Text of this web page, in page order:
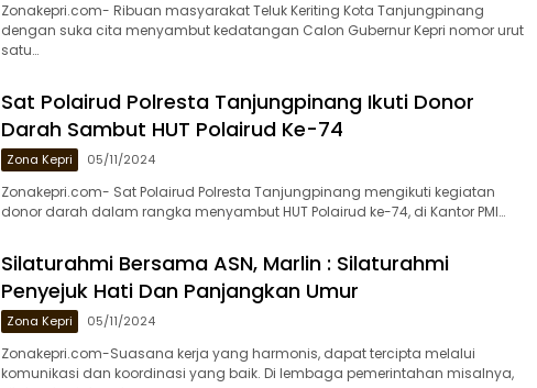
Zonakepri.com- Ribuan masyarakat Teluk Keriting Kota Tanjungpinang
dengan suka cita menyambut kedatangan Calon Gubernur Kepri nomor urut
satu…
Sat Polairud Polresta Tanjungpinang Ikuti Donor
Darah Sambut HUT Polairud Ke-74
Zona Kepri 05/11/2024
Zonakepri.com- Sat Polairud Polresta Tanjungpinang mengikuti kegiatan
donor darah dalam rangka menyambut HUT Polairud ke-74, di Kantor PMI…
Silaturahmi Bersama ASN, Marlin : Silaturahmi
Penyejuk Hati Dan Panjangkan Umur
Zona Kepri 05/11/2024
Zonakepri.com-Suasana kerja yang harmonis, dapat tercipta melalui
komunikasi dan koordinasi yang baik. Di lembaga pemerintahan misalnya,